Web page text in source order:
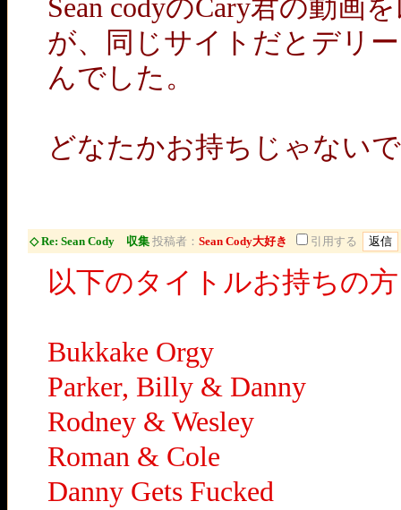
Sean codyのCary君の動画
が、同じサイトだとデリ
んでした。
どなたかお持ちじゃない
◇ Re: Sean Cody 収集 投稿者： Sean Cody大好き 引用する
以下のタイトルお持ちの
Bukkake Orgy
Parker, Billy & Danny
Rodney & Wesley
Roman & Cole
Danny Gets Fucked